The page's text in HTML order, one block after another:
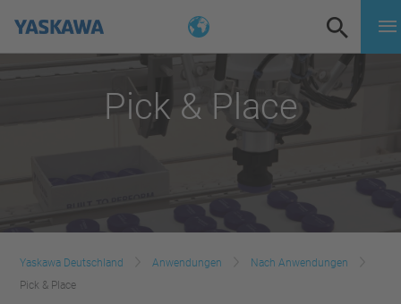
Pick & Place
Yaskawa Deutschland Anwendungen
Nach Anwendungen
Pick & Place